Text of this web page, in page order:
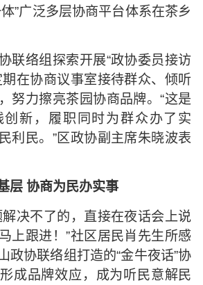
”广泛多层协商平台体系在茶乡
络组探索开展“政协委员接访
期在协商议事室接待群众、倾听
努力擦亮茶园协商品牌。“这是
新，履职同时为群众办了实
利民。”区政协副主席朱晓波表
层 协商为民办实事
决不了的，直接在夜话会上说
上跟进！”社区居民肖先生所感
政协联络组打造的“金牛夜话”协
成品牌效应，成为听民意解民